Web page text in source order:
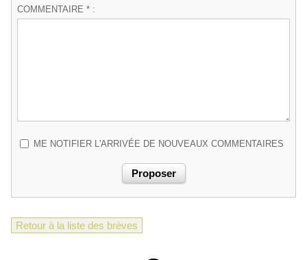
COMMENTAIRE * :
ME NOTIFIER L'ARRIVÉE DE NOUVEAUX COMMENTAIRES
Retour à la liste des brèves